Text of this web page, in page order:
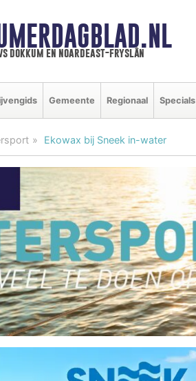
dokkum en noardeast-fryslân
Gemeente Regionaal Specials
Ekowax bij Sneek in-water